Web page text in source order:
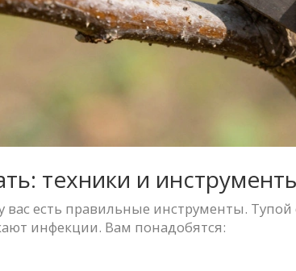
техники и
вас есть правильные инструменты.
инфекции. Вам понадобятся: